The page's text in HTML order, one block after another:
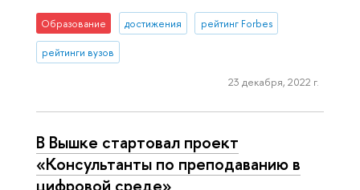
Образование достижения рейтинг Forbes
рейтинги вузов
23 декабря, 2022 г.
В Вышке стартовал проект
«Консультанты по преподаванию в
цифровой среде»